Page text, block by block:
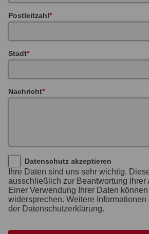
Postleitzahl
Stadt
Nachricht
Datenschutz akzeptieren
Ihre Daten sind uns sehr wichtig.
ausschließlich zur Beantwortung Ihrer
Einer Verwendung Ihrer Daten
widersprechen. Weitere
der Datenschutzerklärung.